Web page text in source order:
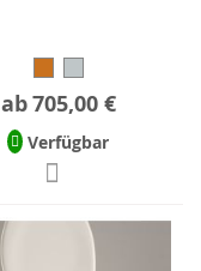
ab705,00 €
Verfügbar